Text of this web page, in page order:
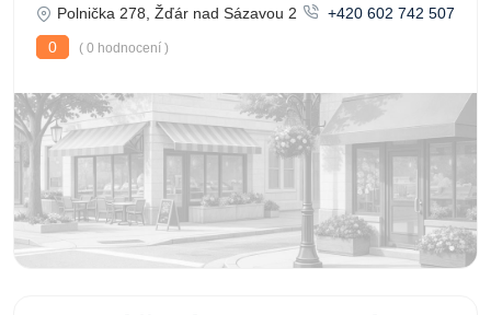
Polnička 278, Žďár nad Sázavou 2
+420 602 742 507
0
( 0 hodnocení )